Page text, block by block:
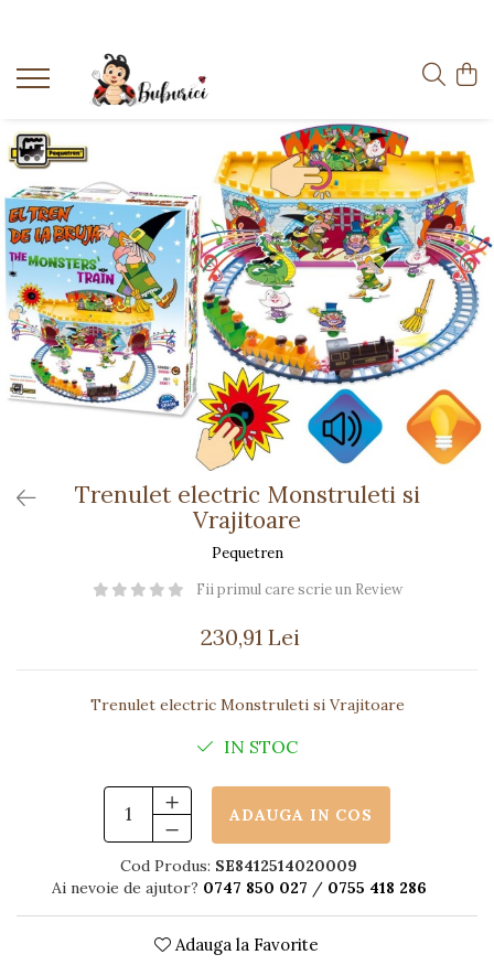
Categorii
Interactive
Construcții
Accesorii
Exterior
Interior
Bucătărie
Pluș
Muzicale
Păpuși
8-10 Ani
Trenulet electric Monstruleti si
Vrajitoare
Pequetren
Fii primul care scrie un Review
230,91 Lei
Trenulet electric Monstruleti si Vrajitoare
IN STOC
ADAUGA IN COS
Cod Produs: SE8412514020009
Ai nevoie de ajutor? 0747 850 027 / 0755 418 286
Adauga la Favorite